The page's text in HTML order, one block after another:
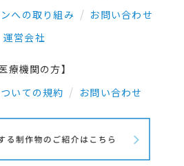
への取り組み
お問い合わせ
運営会社
医療機関の方】
いての規約
お問い合わせ